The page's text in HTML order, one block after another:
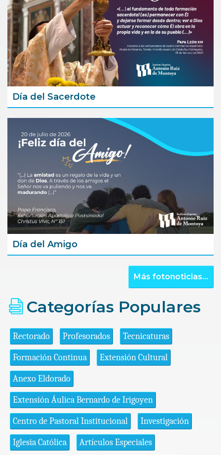
Día del Sacerdote
Día del Amigo
Más fotonoticias...
Categorías Populares
Rectorado Profesorados Tecnicaturas
Formación Continua Extensión Cultural
Anexo Eldorado
Extensión Áulica Bernardo de Irigoyen
Centro de Pastoral Institucional Investigación
Iglesia Católica Artículos Especiales